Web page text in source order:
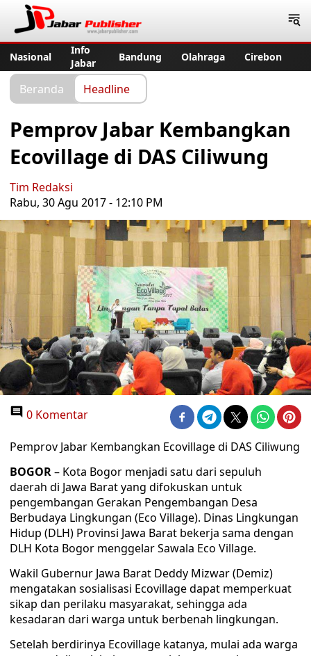
Nasional
Info
Jabar
Bandung Olahraga Cirebon
Beranda Headline
Pemprov Jabar Kembangkan
Ecovillage di DAS Ciliwung
Tim Redaksi
Rabu, 30 Agu 2017 - 12:10 PM
0 Komentar
Pemprov Jabar Kembangkan Ecovillage di DAS Ciliwung
BOGOR– Kota Bogor menjadi satu dari sepuluh
daerah di Jawa Barat yang difokuskan untuk
pengembangan Gerakan Pengembangan Desa
Berbudaya Lingkungan (Eco Village). Dinas Lingkungan
Hidup (DLH) Provinsi Jawa Barat bekerja sama dengan
DLH Kota Bogor menggelar Sawala Eco Village.
Wakil Gubernur Jawa Barat Deddy Mizwar (Demiz)
mengatakan sosialisasi Ecovillage dapat memperkuat
sikap dan perilaku masyarakat, sehingga ada
kesadaran dari warga untuk berbenah lingkungan.
Setelah berdirinya Ecovillage katanya, mulai ada warga